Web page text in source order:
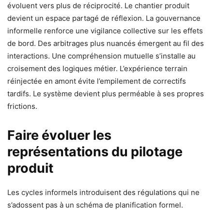
évoluent vers plus de réciprocité. Le chantier produit
devient un espace partagé de réflexion. La gouvernance
informelle renforce une vigilance collective sur les effets
de bord. Des arbitrages plus nuancés émergent au fil des
interactions. Une compréhension mutuelle s’installe au
croisement des logiques métier. L’expérience terrain
réinjectée en amont évite l’empilement de correctifs
tardifs. Le système devient plus perméable à ses propres
frictions.
Faire évoluer les
représentations du pilotage
produit
Les cycles informels introduisent des régulations qui ne
s’adossent pas à un schéma de planification formel.